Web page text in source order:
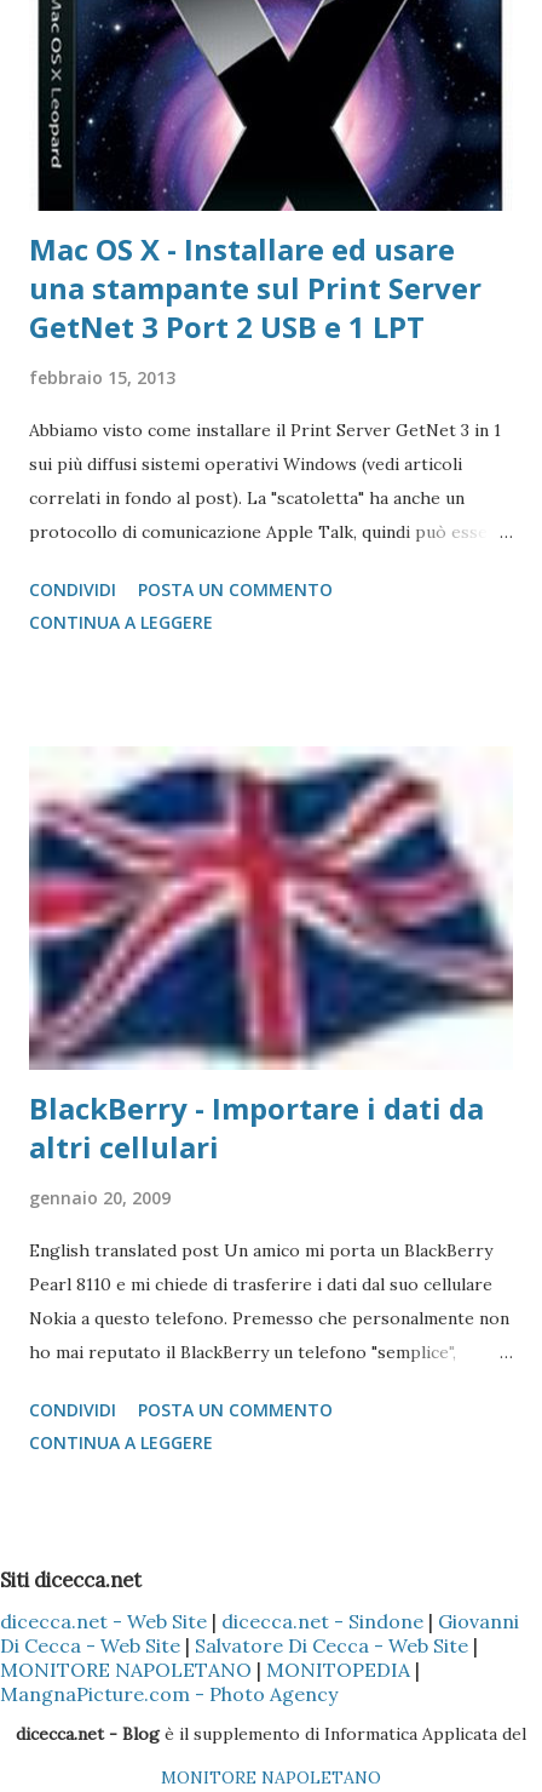
Microsoft 365 Scarica Office (365 o versione unica) dal Sito
Microsoft Windows 365 VideoLAN VLC Video Player Pagina
di Download di VLC Pix Resizer for Windows Pagina
dell'autore del progr...
Mac OS X - Installare ed usare
una stampante sul Print Server
GetNet 3 Port 2 USB e 1 LPT
febbraio 15, 2013
Abbiamo visto come installare il Print Server GetNet 3 in 1
sui più diffusi sistemi operativi Windows (vedi articoli
correlati in fondo al post). La "scatoletta" ha anche un
protocollo di comunicazione Apple Talk, quindi può essere
gestione post script integrata (quasi tutte le stampanti
salvo quelle del gruppo Ricoh che hanno bisogno di un
non è necessario scegliere tra moltissimi modelli, ma si
gestisce in modo più semplice. Purtroppo sul Mac non è
possibile (allo stato attuale) collegare print server di tipo
TP-Link, ovvero replicatori di porta USB su Lan, in quanto
non esiste un driver adatto. Detto questo, consideriamo la
stampante che vogliamo collegare al Mac. Il caso che
abbiamo usato nei precedenti post,...
CONDIVIDI
POSTA UN COMMENTO
CONTINUA A LEGGERE
BlackBerry - Importare i dati da
altri cellulari
gennaio 20, 2009
English translated post Un amico mi porta un BlackBerry
Pearl 8110 e mi chiede di trasferire i dati dal suo cellulare
Nokia a questo telefono. Premesso che personalmente non
ho mai reputato il BlackBerry un telefono "semplice",
l'idea di mandare i vcard via bluetooth (come si fa con quasi
tutti i Nokia e Samsung), l'unica alternativa è quella di
Nokia PC Suite 3 - Sincronizzare solo la Rubrica
(ovviamente dipende sempre se il cellulare Nokia è il Vostro
o di un Vostro amico) del Nokia con l'Outlook, così che tutti
i dati presenti nella Rubrica siano copiati nella sezione
Contatti dell'Outlook 4 - Scaricare l'ultima versione del
CONDIVIDI
POSTA UN COMMENTO
CONTINUA A LEGGERE
Siti dicecca.net
dicecca.net - Web Site | dicecca.net - Sindone | Giovanni
Di Cecca - Web Site | Salvatore Di Cecca - Web Site |
MONITORE NAPOLETANO | MONITOPEDIA |
MangnaPicture.com - Photo Agency
dicecca.net - Blogè il supplemento di Informatica Applicata del
MONITORE NAPOLETANO